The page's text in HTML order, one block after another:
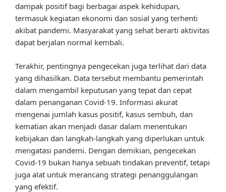
dampak positif bagi berbagai aspek kehidupan,
termasuk kegiatan ekonomi dan sosial yang terhenti
akibat pandemi. Masyarakat yang sehat berarti aktivitas
dapat berjalan normal kembali.
Terakhir, pentingnya pengecekan juga terlihat dari data
yang dihasilkan. Data tersebut membantu pemerintah
dalam mengambil keputusan yang tepat dan cepat
dalam penanganan Covid-19. Informasi akurat
mengenai jumlah kasus positif, kasus sembuh, dan
kematian akan menjadi dasar dalam menentukan
kebijakan dan langkah-langkah yang diperlukan untuk
mengatasi pandemi. Dengan demikian, pengecekan
Covid-19 bukan hanya sebuah tindakan preventif, tetapi
juga alat untuk merancang strategi penanggulangan
yang efektif.